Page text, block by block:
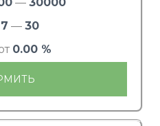
— 30000
7 — 30
0.00 %